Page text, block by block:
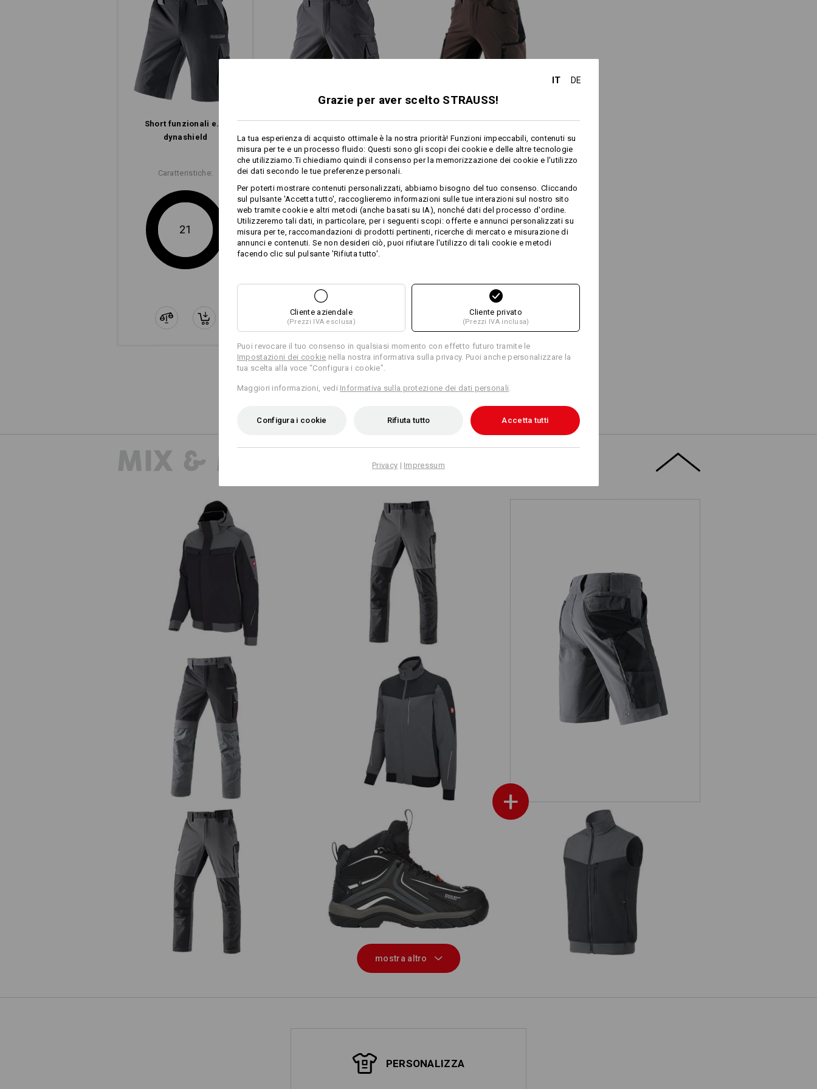
!!! Articolo stagionale !!! Fornitura fino ad esaurimento scorte!
Progetta tu
di più
4
1 / 2
Short funzionali e.s.​
dynashield
Caratteristiche:
21
Short funzionali e.s.​
dynashield solid
Short e.s.​vision stretch, uomo
Stesse caratteristiche:
20 15
+3 altre caratteristiche
MIX & MATCH
Short funzionali e.s.dynashield
+
Giacca funzionale invernale
e.s.dynashield
Pantaloni cargo funzionali
e.s.dynashield
Pantaloni funzionali e.s.dynashield Giacca funzionale e.s.dynashield
Pantaloni cargo funz. invernali
e.s.dynashield
e.s. S3 scarpe antinfortunistiche
Cursa
Gilet thermaflor e.s.dynashield
mostra altro
PERSONALIZZA
IT DE
Grazie per aver scelto STRAUSS!
La tua esperienza di acquisto ottimale è la nostra priorità! Funzioni impeccabili, contenuti su
misura per te e un processo fluido: Questi sono gli scopi dei cookie e delle altre tecnologie
che utilizziamo.Ti chiediamo quindi il consenso per la memorizzazione dei cookie e l'utilizzo
dei dati secondo le tue preferenze personali.
Per poterti mostrare contenuti personalizzati, abbiamo bisogno del tuo consenso. Cliccando
sul pulsante 'Accetta tutto', raccoglieremo informazioni sulle tue interazioni sul nostro sito
web tramite cookie e altri metodi (anche basati su IA), nonché dati del processo d'ordine.
Utilizzeremo tali dati, in particolare, per i seguenti scopi: offerte e annunci personalizzati su
misura per te, raccomandazioni di prodotti pertinenti, ricerche di mercato e misurazione di
annunci e contenuti. Se non desideri ciò, puoi rifiutare l'utilizzo di tali cookie e metodi
facendo clic sul pulsante 'Rifiuta tutto'.
Cliente aziendale
(Prezzi IVA esclusa)
Cliente privato
(Prezzi IVA inclusa)
Puoi revocare il tuo consenso in qualsiasi momento con effetto futuro tramite le
Impostazioni dei cookie nella nostra informativa sulla privacy. Puoi anche personalizzare la
tua scelta alla voce “Configura i cookie”.
Maggiori informazioni, vedi Informativa sulla protezione dei dati personali
Configura i cookie Rifiuta tutto Accetta tutti
Privacy | Impressum